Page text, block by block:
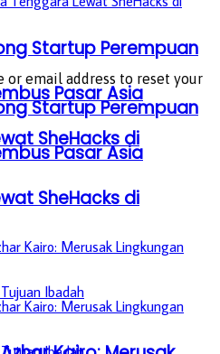
Startup Perempuan
Pasar Asia
SheHacks di
Startup Perempuan
Pasar Asia
SheHacks di
or email address to reset your